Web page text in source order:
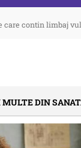
care contin limbaj
DIN